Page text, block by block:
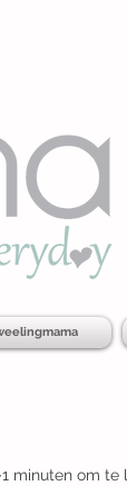
1 minuten om te